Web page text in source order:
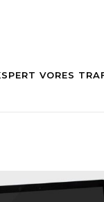
VORES